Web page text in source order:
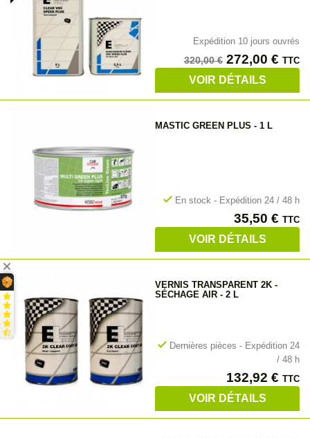
Expédition 10 jours ouvrés
Prix
de
base
320,00 € Prix
272,00 € TTC
VOIR DÉTAILS
MASTIC GREEN PLUS - 1 L
check En stock - Expédition 24 / 48 h
Prix
35,50 € TTC
VOIR DÉTAILS
VERNIS TRANSPARENT 2K -
SÉCHAGE AIR - 2 L
check Dernières pièces - Expédition 24
/ 48 h
Prix
132,92 € TTC
VOIR DÉTAILS